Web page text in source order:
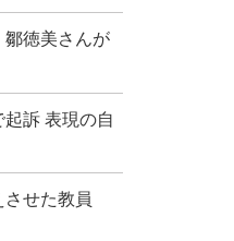
鄒徳美さんが
訴 表現の自
させた教員